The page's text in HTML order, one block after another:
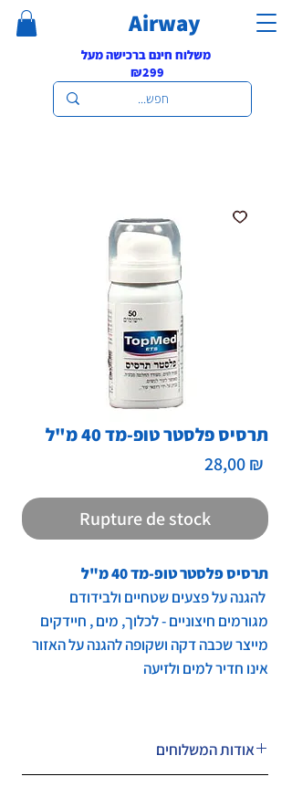
Airway
משלוח חינם ברכישה מעל
₪299
תרסיס פלסטר טופ-מד 40 מ"ל
28,00 ₪
Rupture de stock
תרסיס פלסטר טופ-מד 40 מ"ל
להגנה על פצעים שטחיים ולבידודם
מגורמים חיצוניים - לכלוך, מים , חיידקים
מייצר שכבה דקה ושקופה להגנה על האזור
אינו חדיר למים ולזיעה
אודות המשלוחים